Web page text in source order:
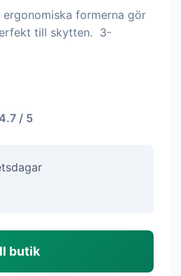
ergonomiska formerna gör
till skytten. 3-
/ 5
butik